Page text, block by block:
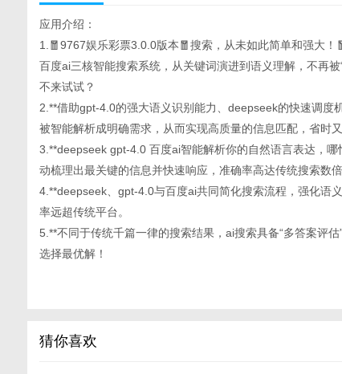
应用介绍：
1.🧧9767娱乐彩票3.0.0版本🧧搜索，从未如此简单和强大
百度ai三核智能搜索系统，从关键词演进到语义理解，不再
不来试试？
2.**借助gpt-4.0的强大语义识别能力、deepseek的快速调度
被智能解析成明确需求，从而实现高质量的信息匹配，省时又
3.**deepseek gpt-4.0 百度ai智能解析你的自然语言表达，
动梳理出最关键的信息并快速响应，准确率高达传统搜索数倍
4.**deepseek、gpt-4.0与百度ai共同简化搜索流程，强化语
率远超传统平台。
5.**不同于传统千篇一律的搜索结果，ai搜索具备“多答案评
选择最优解！
猜你喜欢